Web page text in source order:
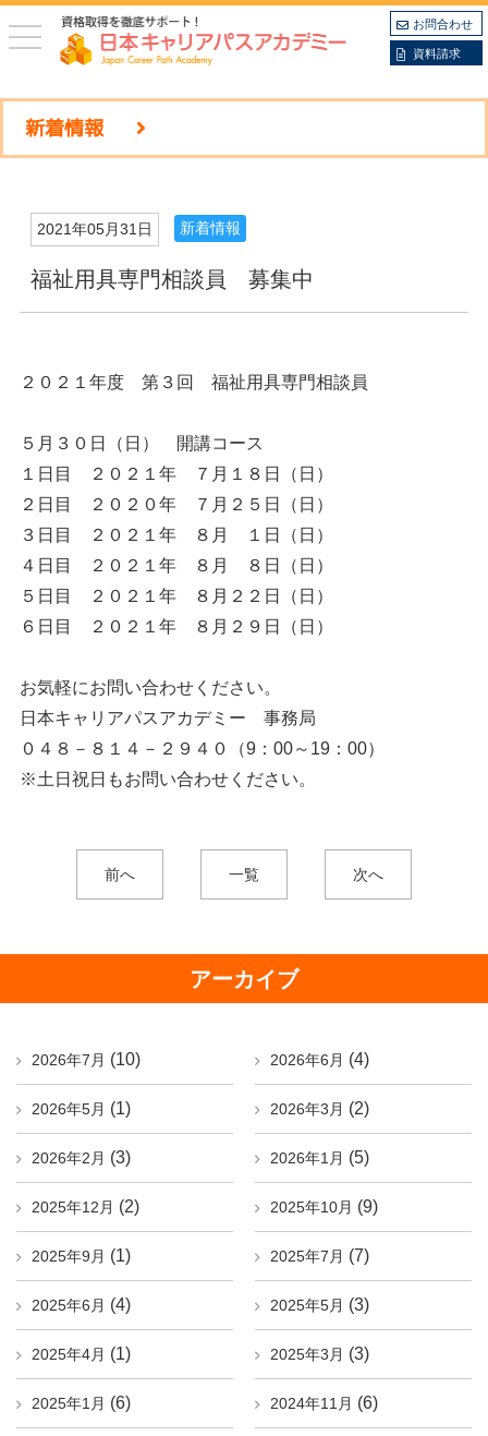
toggle
navigation
お問合わせ
資料請求
新着情報
2021年05月31日 新着情報
福祉用具専門相談員 募集中
２０２１年度 第３回 福祉用具専門相談員
５月３０日（日） 開講コース
１日目 ２０２１年 ７月１８日（日）
２日目 ２０２０年 ７月２５日（日）
３日目 ２０２１年 ８月 １日（日）
４日目 ２０２１年 ８月 ８日（日）
５日目 ２０２１年 ８月２２日（日）
６日目 ２０２１年 ８月２９日（日）
お気軽にお問い合わせください。
日本キャリアパスアカデミー 事務局
０４８－８１４－２９４０（9：00～19：00）
※土日祝日もお問い合わせください。
前へ 一覧 次へ
アーカイブ
2026年7月 (10) 2026年6月 (4)
2026年5月 (1) 2026年3月 (2)
2026年2月 (3) 2026年1月 (5)
2025年12月 (2) 2025年10月 (9)
2025年9月 (1) 2025年7月 (7)
2025年6月 (4) 2025年5月 (3)
2025年4月 (1) 2025年3月 (3)
2025年1月 (6) 2024年11月 (6)